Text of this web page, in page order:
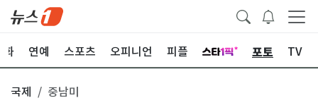
화 연예 스포츠 오피니언 피플 포토 TV
국제 중남미